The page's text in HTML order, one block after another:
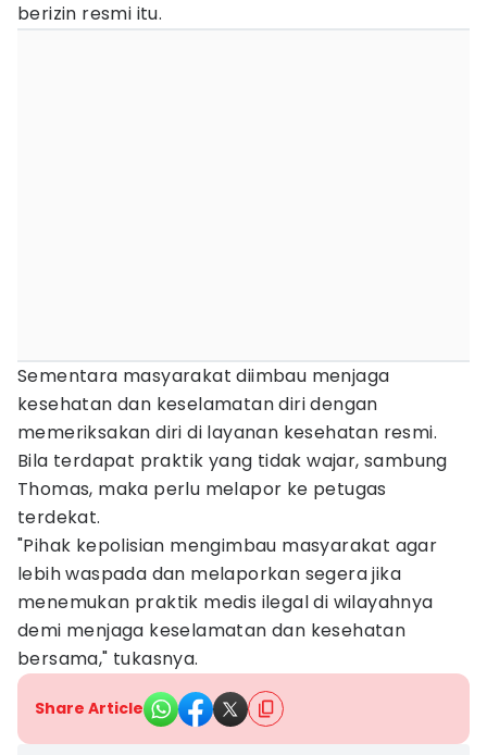
berizin resmi itu.
Sementara masyarakat diimbau menjaga
kesehatan dan keselamatan diri dengan
memeriksakan diri di layanan kesehatan resmi.
Bila terdapat praktik yang tidak wajar, sambung
Thomas, maka perlu melapor ke petugas
terdekat.
"Pihak kepolisian mengimbau masyarakat agar
lebih waspada dan melaporkan segera jika
menemukan praktik medis ilegal di wilayahnya
demi menjaga keselamatan dan kesehatan
bersama," tukasnya.
Share Article